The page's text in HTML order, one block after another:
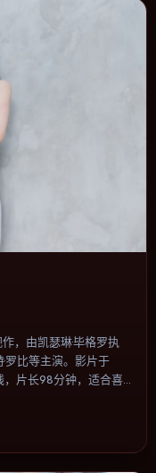
，由凯瑟琳·毕格罗执
罗比等主演。影片于
，片长98分钟，适合喜
作为休闲观影或类型片